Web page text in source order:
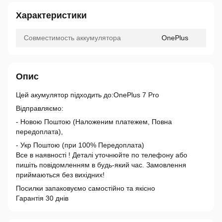
Характеристики
Совместимость аккумулятора OnePlus
Опис
Цей акумулятор підходить до:OnePlus 7 Pro
Відправляємо:
- Новою Поштою (Наложеним платежем, Повна
передоплата),
- Укр Поштою (при 100% Передоплата)
Все в наявності ! Деталі уточнюйте по телефону або
пишіть повідомленням в будь-який час. Замовлення
приймаються без вихідних!
Посилки запаковуємо самостійно та якісно
Гарантія 30 днів